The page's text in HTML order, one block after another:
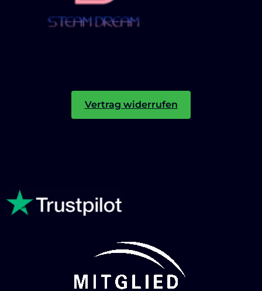
Vertrag widerrufen